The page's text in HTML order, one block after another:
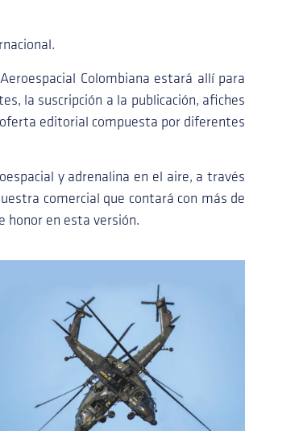
Colombiana estará allí para
la suscripción a la publicación, afiches
editorial compuesta por diferentes
y adrenalina en el aire, a través
comercial que contará con más de
honor en esta versión.